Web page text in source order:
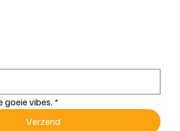
goeie vibes. *
Verzend